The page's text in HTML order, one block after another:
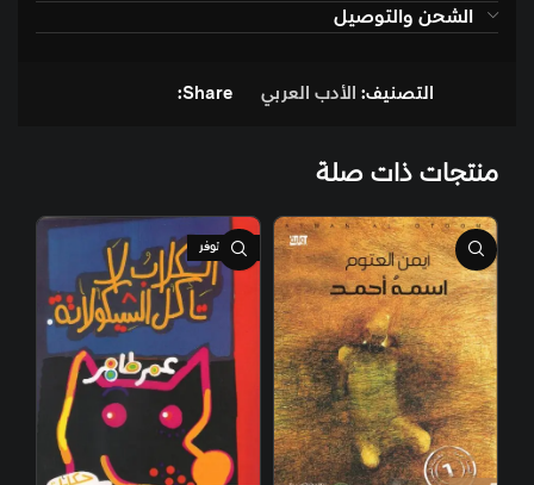
الشحن والتوصيل
التصنيف: الأدب العربي Share:
منتجات ذات صلة
غير متوفر